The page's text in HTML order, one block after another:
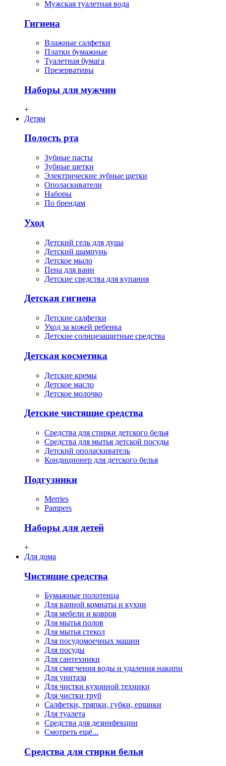
Мужская туалетная вода
Гигиена
Влажные салфетки
Платки бумажные
Туалетная бумага
Презервативы
Наборы для мужчин
+
Детям
Полость рта
Зубные пасты
Зубные щетки
Электрические зубные щетки
Ополаскиватели
Наборы
По брендам
Уход
Детский гель для душа
Детский шампунь
Детское мыло
Пена для ванн
Детские средства для купания
Детская гигиена
Детские салфетки
Уход за кожей ребенка
Детские солнцезащитные средства
Детская косметика
Детские кремы
Детское масло
Детское молочко
Детские чистящие средства
Средства для стирки детского белья
Средства для мытья детской посуды
Детский ополаскиватель
Кондиционер для детского белья
Подгузники
Merries
Pampers
Наборы для детей
+
Для дома
Чистящие средства
Бумажные полотенца
Для ванной комнаты и кухни
Для мебели и ковров
Для мытья полов
Для мытья стекол
Для посудомоечных машин
Для посуды
Для сантехники
Для смягчения воды и удаления накипи
Для унитаза
Для чистки кухонной техники
Для чистки труб
Салфетки, тряпки, губки, ершики
Для туалета
Средства для дезинфекции
Смотреть ещё...
Средства для стирки белья